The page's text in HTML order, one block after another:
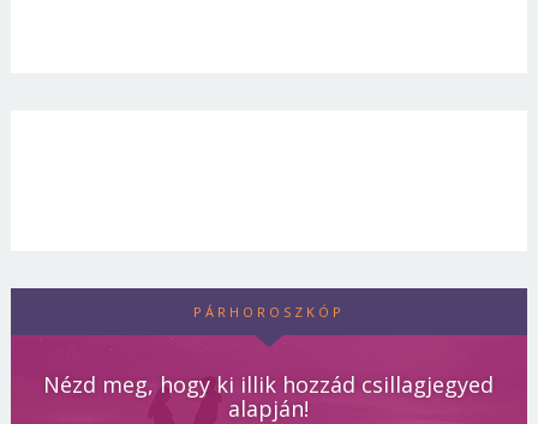
PÁRHOROSZKÓP
Nézd meg, hogy ki illik hozzád csillagjegyed
alapján!